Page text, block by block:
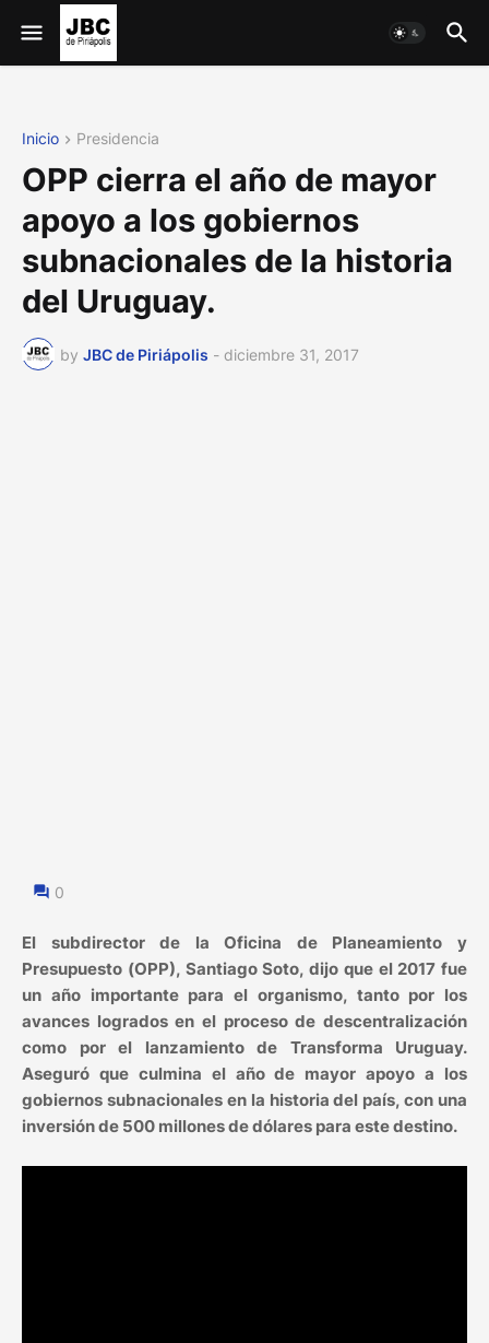
Inicio Presidencia
OPP cierra el año de mayor
apoyo a los gobiernos
subnacionales de la historia
del Uruguay.
by JBC de Piriápolis - diciembre 31, 2017
0
El subdirector de la Oficina de Planeamiento y
Presupuesto (OPP), Santiago Soto, dijo que el 2017 fue
un año importante para el organismo, tanto por los
avances logrados en el proceso de descentralización
como por el lanzamiento de Transforma Uruguay.
Aseguró que culmina el año de mayor apoyo a los
gobiernos subnacionales en la historia del país, con una
inversión de 500 millones de dólares para este destino.